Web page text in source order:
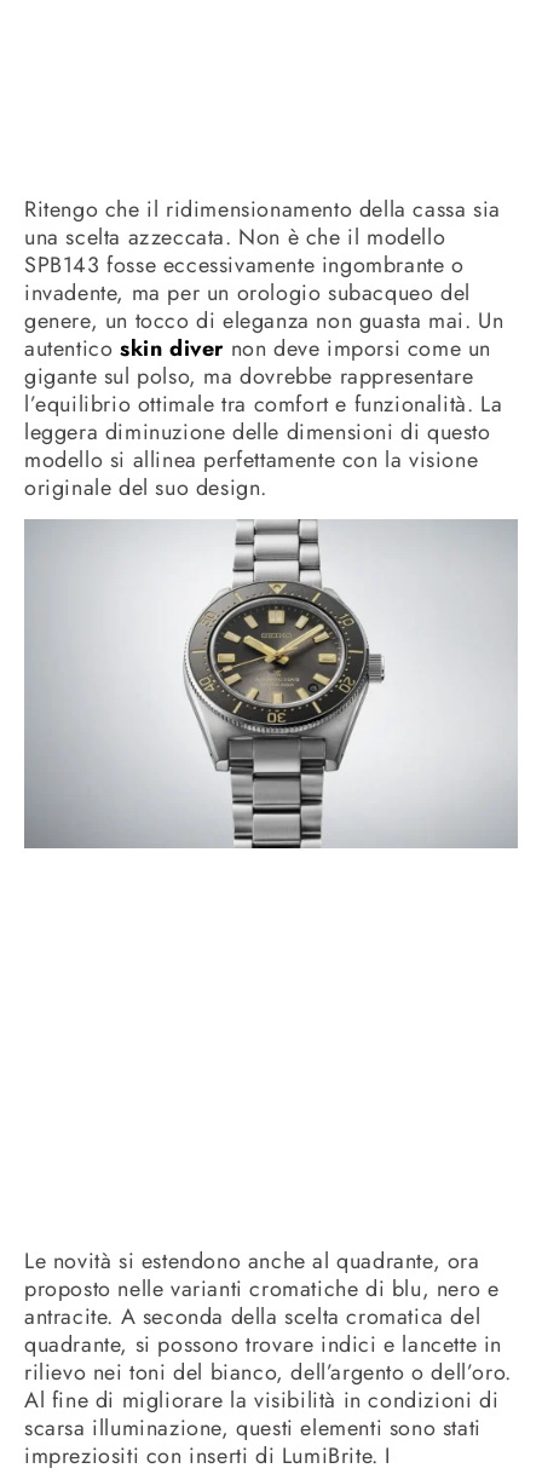
Ritengo che il ridimensionamento della cassa sia
una scelta azzeccata. Non è che il modello
SPB143 fosse eccessivamente ingombrante o
invadente, ma per un orologio subacqueo del
genere, un tocco di eleganza non guasta mai. Un
autentico skin diver non deve imporsi come un
gigante sul polso, ma dovrebbe rappresentare
l’equilibrio ottimale tra comfort e funzionalità. La
leggera diminuzione delle dimensioni di questo
modello si allinea perfettamente con la visione
originale del suo design.
Le novità si estendono anche al quadrante, ora
proposto nelle varianti cromatiche di blu, nero e
antracite. A seconda della scelta cromatica del
quadrante, si possono trovare indici e lancette in
rilievo nei toni del bianco, dell’argento o dell’oro.
Al fine di migliorare la visibilità in condizioni di
scarsa illuminazione, questi elementi sono stati
impreziositi con inserti di LumiBrite. I